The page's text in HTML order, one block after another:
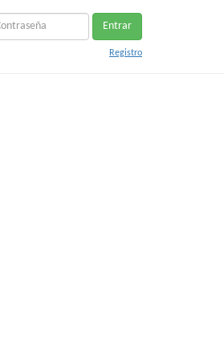
Entrar
Registro